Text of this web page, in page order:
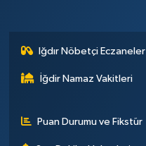
Iğdır Nöbetçi Eczaneler
İğdir Namaz Vakitleri
Puan Durumu ve Fikstür